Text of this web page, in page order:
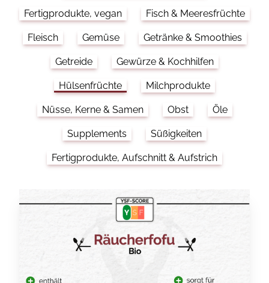
Fertigprodukte, vegan Fisch & Meeresfrüchte
Fleisch Gemüse Getränke & Smoothies
Getreide Gewürze & Kochhilfen
Hülsenfrüchte Milchprodukte
Nüsse, Kerne & Samen Obst Öle
Supplements Süßigkeiten
Fertigprodukte, Aufschnitt & Aufstrich